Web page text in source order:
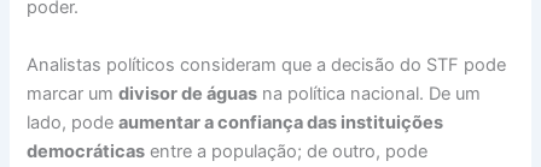
poder.
Analistas políticos consideram que a decisão do STF pode
marcar umdivisor de águas na política nacional. De um
lado, podeaumentar a confiança das instituições
democráticas entre a população; de outro, pode